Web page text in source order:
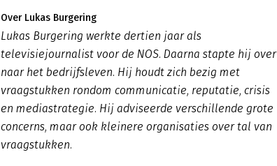
Over Lukas Burgering
Lukas Burgering werkte dertien jaar als
televisiejournalist voor de NOS. Daarna stapte hij over
naar het bedrijfsleven. Hij houdt zich bezig met
vraagstukken rondom communicatie, reputatie, crisis
en mediastrategie. Hij adviseerde verschillende grote
concerns, maar ook kleinere organisaties over tal van
vraagstukken.